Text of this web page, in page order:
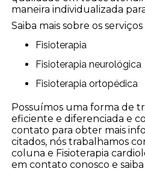
maneira individualizada
Saiba mais sobre os serviços
Fisioterapia
Fisioterapia neurológica
Fisioterapia ortopédica
Possuímos uma forma de
eficiente e diferenciada e
contato para obter mais
citados, nós trabalhamos
coluna e Fisioterapia
em contato conosco e